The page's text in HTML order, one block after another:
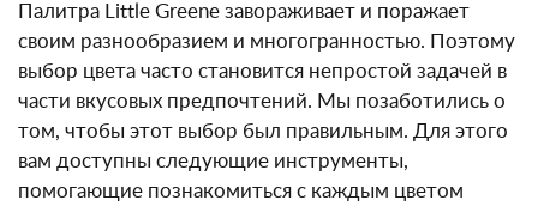
Палитра Little Greene завораживает и поражает
своим разнообразием и многогранностью. Поэтому
выбор цвета часто становится непростой задачей в
части вкусовых предпочтений. Мы позаботились о
том, чтобы этот выбор был правильным. Для этого
вам доступны следующие инструменты,
помогающие познакомиться с каждым цветом